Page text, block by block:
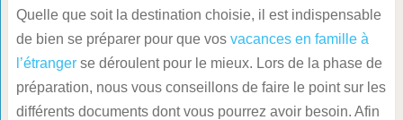
Quelle que soit la destination choisie, il est indispensable
de bien se préparer pour que vos vacances en famille à
l’étrangerse déroulent pour le mieux. Lors de la phase de
préparation, nous vous conseillons de faire le point sur les
différents documents dont vous pourrez avoir besoin. Afin